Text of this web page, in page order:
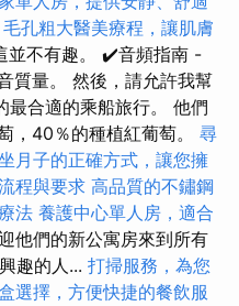
毛孔粗大醫美療程，讓肌膚
並不有趣。 ✔️音頻指南 -
質量。 然後，請允許我幫
最合適的乘船旅行。 他們
，40％的種植紅葡萄。 尋
月子的正確方式，讓您擁
程與要求 高品質的不鏽鋼
法 養護中心單人房，適合
他們的新公寓房來到所有
趣的人... 打掃服務，為您
選擇，方便快捷的餐飲服